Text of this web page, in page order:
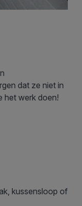
dat ze niet in
het werk doen!
kussensloop of